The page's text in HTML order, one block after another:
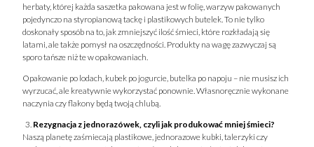
herbaty, której każda saszetka pakowana jest w folię, warzyw pakowanych
pojedynczo na styropianową tackę i plastikowych butelek. To nie tylko
doskonały sposób na to, jak zmniejszyć ilość śmieci, które rozkładają się
latami, ale także pomysł na oszczędności. Produkty na wagę zazwyczaj są
sporo tańsze niż te w opakowaniach.
Opakowanie po lodach, kubek po jogurcie, butelka po napoju – nie musisz ich
wyrzucać, ale kreatywnie wykorzystać ponownie. Własnoręcznie wykonane
naczynia czy flakony będą twoją chlubą.
Rezygnacja z jednorazówek, czyli jak produkować mniej śmieci?
Naszą planetę zaśmiecają plastikowe, jednorazowe kubki, talerzyki czy